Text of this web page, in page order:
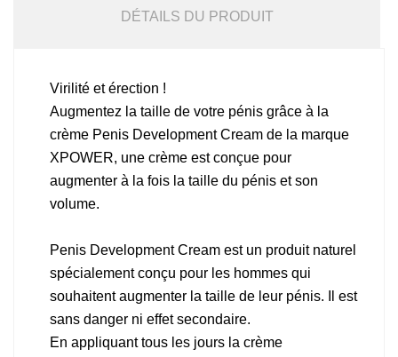
DÉTAILS DU PRODUIT
Virilité et érection !
Augmentez la taille de votre pénis grâce à la
crème Penis Development Cream de la marque
XPOWER, une crème est conçue pour
augmenter à la fois la taille du pénis et son
volume.
Penis Development Cream est un produit naturel
spécialement conçu pour les hommes qui
souhaitent augmenter la taille de leur pénis. Il est
sans danger ni effet secondaire.
En appliquant tous les jours la crème